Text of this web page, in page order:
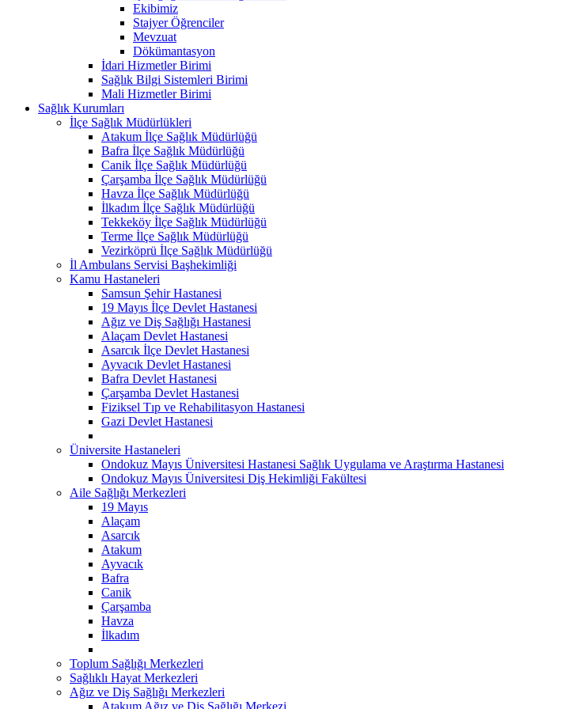
Ekibimiz
Stajyer Öğrenciler
Mevzuat
Dökümantasyon
İdari Hizmetler Birimi
Sağlık Bilgi Sistemleri Birimi
Mali Hizmetler Birimi
Sağlık Kurumları
İlçe Sağlık Müdürlükleri
Atakum İlçe Sağlık Müdürlüğü
Bafra İlçe Sağlık Müdürlüğü
Canik İlçe Sağlık Müdürlüğü
Çarşamba İlçe Sağlık Müdürlüğü
Havza İlçe Sağlık Müdürlüğü
İlkadım İlçe Sağlık Müdürlüğü
Tekkeköy İlçe Sağlık Müdürlüğü
Terme İlçe Sağlık Müdürlüğü
Vezirköprü İlçe Sağlık Müdürlüğü
İl Ambulans Servisi Başhekimliği
Kamu Hastaneleri
Samsun Şehir Hastanesi
19 Mayıs İlçe Devlet Hastanesi
Ağız ve Diş Sağlığı Hastanesi
Alaçam Devlet Hastanesi
Asarcık İlçe Devlet Hastanesi
Ayvacık Devlet Hastanesi
Bafra Devlet Hastanesi
Çarşamba Devlet Hastanesi
Fiziksel Tıp ve Rehabilitasyon Hastanesi
Gazi Devlet Hastanesi
Üniversite Hastaneleri
Ondokuz Mayıs Üniversitesi Hastanesi Sağlık Uygulama ve Araştırma Hastanesi
Ondokuz Mayıs Üniversitesi Diş Hekimliği Fakültesi
Aile Sağlığı Merkezleri
19 Mayıs
Alaçam
Asarcık
Atakum
Ayvacık
Bafra
Canik
Çarşamba
Havza
İlkadım
Toplum Sağlığı Merkezleri
Sağlıklı Hayat Merkezleri
Ağız ve Diş Sağlığı Merkezleri
Atakum Ağız ve Diş Sağlığı Merkezi